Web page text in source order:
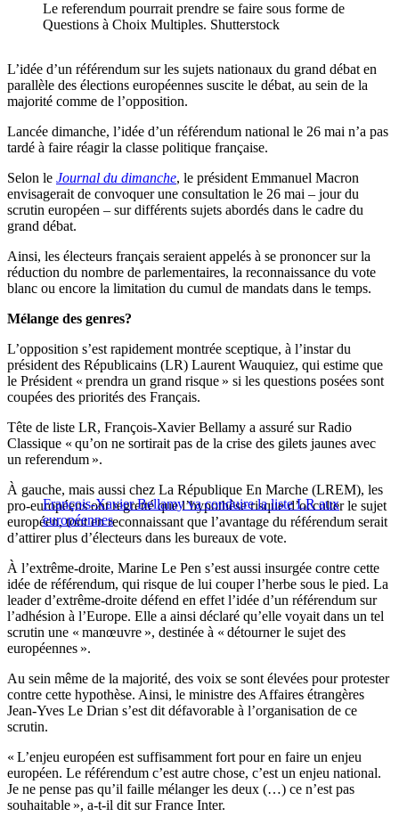
Le referendum pourrait prendre se faire sous forme de
Questions à Choix Multiples. Shutterstock
L’idée d’un référendum sur les sujets nationaux du grand débat en
parallèle des élections européennes suscite le débat, au sein de la
majorité comme de l’opposition.
Lancée dimanche, l’idée d’un référendum national le 26 mai n’a pas
tardé à faire réagir la classe politique française.
Selon le Journal du dimanche, le président Emmanuel Macron
envisagerait de convoquer une consultation le 26 mai – jour du
scrutin européen – sur différents sujets abordés dans le cadre du
grand débat.
Ainsi, les électeurs français seraient appelés à se prononcer sur la
réduction du nombre de parlementaires, la reconnaissance du vote
blanc ou encore la limitation du cumul de mandats dans le temps.
Mélange des genres?
L’opposition s’est rapidement montrée sceptique, à l’instar du
président des Républicains (LR) Laurent Wauquiez, qui estime que
le Président « prendra un grand risque » si les questions posées sont
coupées des priorités des Français.
Tête de liste LR, François-Xavier Bellamy a assuré sur Radio
Classique « qu’on ne sortirait pas de la crise des gilets jaunes avec
un referendum ».
François-Xavier Bellamy va conduire la liste LR aux
européennes
À gauche, mais aussi chez La République En Marche (LREM), les
pro-européens ont regretté que l’hypothèse risque d’occulter le sujet
européen, tout en reconnaissant que l’avantage du référendum serait
d’attirer plus d’électeurs dans les bureaux de vote.
À l’extrême-droite, Marine Le Pen s’est aussi insurgée contre cette
idée de référendum, qui risque de lui couper l’herbe sous le pied. La
leader d’extrême-droite défend en effet l’idée d’un référendum sur
l’adhésion à l’Europe. Elle a ainsi déclaré qu’elle voyait dans un tel
scrutin une « manœuvre », destinée à « détourner le sujet des
européennes ».
Au sein même de la majorité, des voix se sont élevées pour protester
contre cette hypothèse. Ainsi, le ministre des Affaires étrangères
Jean-Yves Le Drian s’est dit défavorable à l’organisation de ce
scrutin.
« L’enjeu européen est suffisamment fort pour en faire un enjeu
européen. Le référendum c’est autre chose, c’est un enjeu national.
Je ne pense pas qu’il faille mélanger les deux (…) ce n’est pas
souhaitable », a-t-il dit sur France Inter.